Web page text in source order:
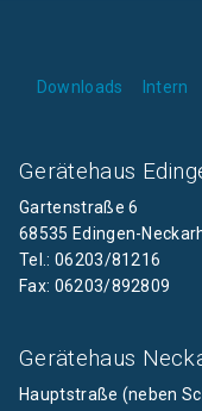
Downloads Intern
Gerätehaus
Gartenstraße 6
68535 Edingen-
Tel.: 06203/81216
Fax: 06203/892809
Gerätehaus
Hauptstraße (neben